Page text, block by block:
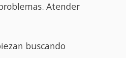
Atender
buscando